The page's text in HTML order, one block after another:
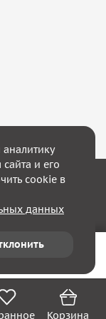
Корзина
с Вами свяжемся!
и его
cookie в
данных